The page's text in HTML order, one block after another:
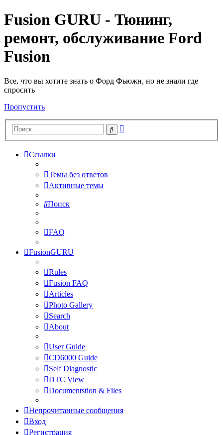
Fusion GURU - Тюнинг,
ремонт, обслуживание Ford
Fusion
Все, что вы хотите знать о Форд Фьюжн, но не знали где
спросить
Пропустить
Поиск
Ссылки
Темы без ответов
Активные темы
Поиск
FAQ
FusionGURU
Rules
Fusion FAQ
Articles
Photo Gallery
Search
About
User Guide
CD6000 Guide
Self Diagnostic
DTC View
Documentstion & Files
Непрочитанные сообщения
Вход
Регистрация